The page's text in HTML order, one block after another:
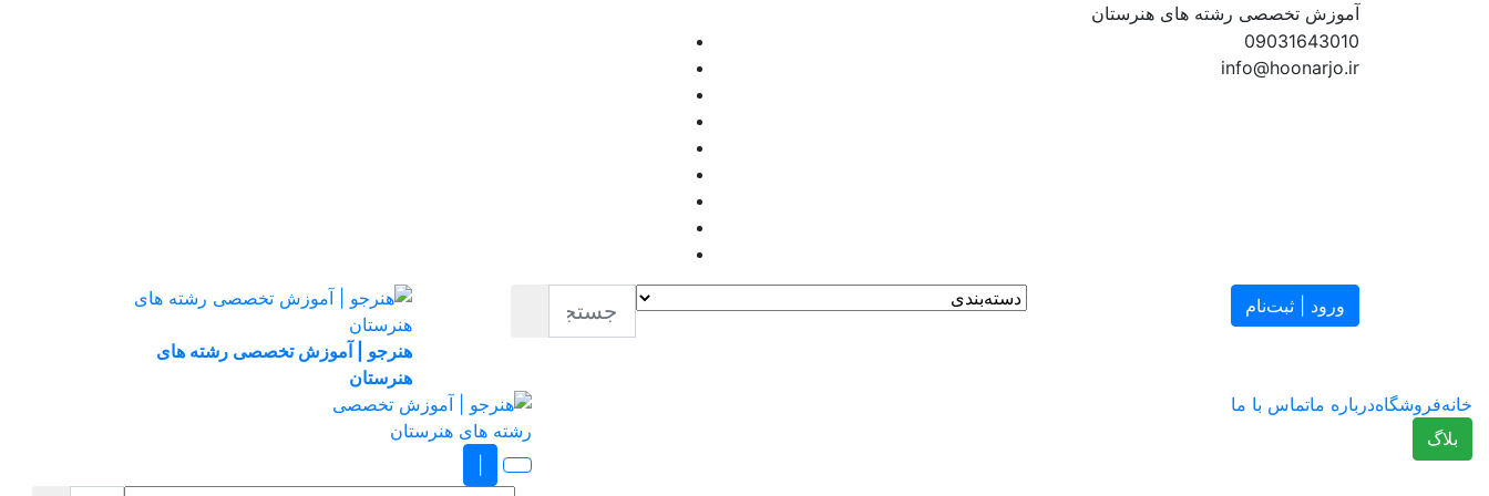
آموزش تخصصی رشته های هنرستان
09031643010
info@hoonarjo.ir
ورود | ثبت‌نام
هنرجو | آموزش تخصصی رشته های
هنرستان
خانهفروشگاهدرباره ماتماس با ما
بلاگ